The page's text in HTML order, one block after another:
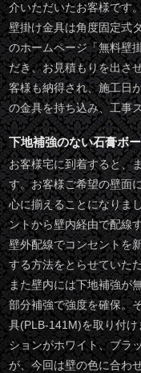
介いただいたお客様です
壁掛け金具は角度固定式
のホームページ「無料壁
だき、お見積もりを出さ
客様も納得され、施工日
の金具を持ち込み、工事
下地補強のない石膏ボ
お客様宅に到着すると、
す。お客様ご希望の壁面
心に揃えることになりま
ントから壁内経由で配線
壁外配線でコンセントを
する方法をとらせていた
また壁内には下地補強が
部分補強で強度を確保。
具(PLB-141M)を取り付
ションがホワイト、ブラ
が、今回は壁の色に合わ